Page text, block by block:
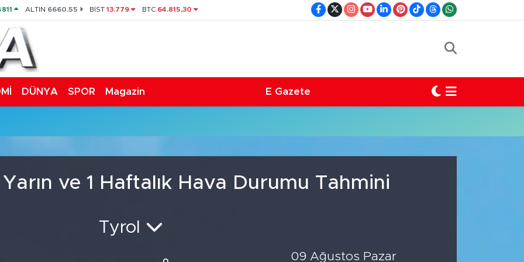
ALTIN 6660.55 BİST13.779 BTC 64.815,30
DÜNYA SPOR Magazin E Gazete
ve 1 Haftalık Hava Durumu Tahmini
Tyrol
09 Ağustos Pazar